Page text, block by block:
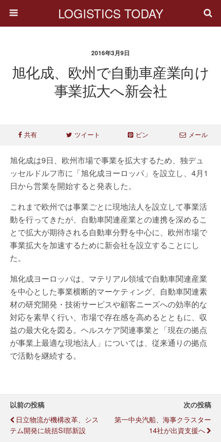
LOGISTICS TODAY
2016年3月9日
旭化成、欧州で自動車産業向け
事業拡大へ新会社
共有 ツイート ピン メール
旭化成は9日、欧州市場で事業を拡大するため、独デュ
ッセルドルフ市に「旭化成ヨーロッパ」を設立し、4月1
日から営業を開始すると発表した。
これまで欧州では事業ごとに現地法人を設立して事業活
動を行ってきたが、自動車関連産業との連携を深めるこ
とで拡大が期待される自動車分野を中心に、欧州市場で
事業拡大を加速するために新会社を設立することにし
た。
旭化成ヨーロッパは、マテリアル領域で自動車関連産業
を中心とした事業横断的マーケティング、自動車関連素
材の研究開発・技術サービスや顧客ニーズへの効率的な
対応を素早く行い、市場で存在感を高めるとともに、収
益の最大化を図る。ヘルスケア関連事業と「現在の拠点
が事業上最適な現地法人」については、従来通りの拠点
で活動を継続する。
以前の投稿
日立物流が機構改革、シス
テム開発に統括SI部新設
次の投稿
第一中央汽船、海事クラスター
14社が出資支援へ